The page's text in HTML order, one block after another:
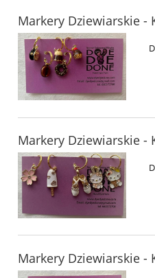
Markery Dziewiarskie -
Markery Dziewiarskie -
Markery Dziewiarskie -